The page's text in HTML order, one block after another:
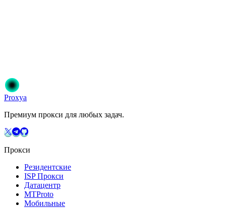
Начать
Proxya
Премиум прокси для любых задач.
Прокси
Резидентские
ISP Прокси
Датацентр
MTProto
Мобильные